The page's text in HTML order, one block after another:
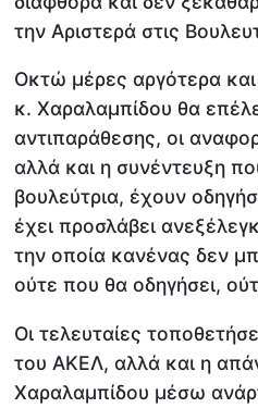
την Αριστερά στις
Οκτώ μέρες αργότερα
κ. Χαραλαμπίδου θα
αντιπαράθεσης, οι
αλλά και η συνέντευξη
βουλεύτρια, έχουν
έχει προσλάβει
την οποία κανένας δεν
ούτε που θα οδηγήσει,
Οι τελευταίες
του ΑΚΕΛ, αλλά και η
Χαραλαμπίδου μέσω